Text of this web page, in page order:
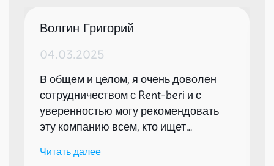
Волгин Григорий
04.03.2025
В общем и целом, я очень доволен
сотрудничеством с Rent-beri и с
уверенностью могу рекомендовать
эту компанию всем, кто ищет
мероприятий.
Читать далее